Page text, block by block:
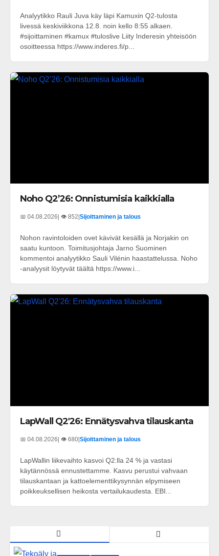
Analyytikko Rauli Juva käy läpi Kamuxin Q2-tulosta
livessä keskiviikkona 12.8. noin kello 8:55 alkaen.
#sijoittaminen #kamux #tuloslive Liity Inderesin yhteisöön
osoitteessa https://www.inderes.fi/p...
Noho Q2’26: Onnistumisia kaikkialla
📅 04.08.2026 | 👁️ 852 Sijoittaminen ja talous
Nohon ravintoloiden ovet kävivät kesällä ja Norjakin on
saatu kuntoon. Toimitusjohtaja Jarno Suominen
kommentoi analyytikko Sauli Vilénin haastattelussa. Noho
-analyysit löytyvät täältä https://www.i...
LapWall Q2'26: Ennätysvahva tilauskanta
📅 04.08.2026| 👁️ 680|Sijoittaminen ja talous
LapWallin liikevaihto kasvoi Q2:lla 24 % ja vastasi
käytännössä ennustettamme. Kasvu perustui vahvaan
tilauskantaan ja kattoelementtikysynnän elpymiseen
poikkeuksellisen heikosta vertailukaudesta. EBI...